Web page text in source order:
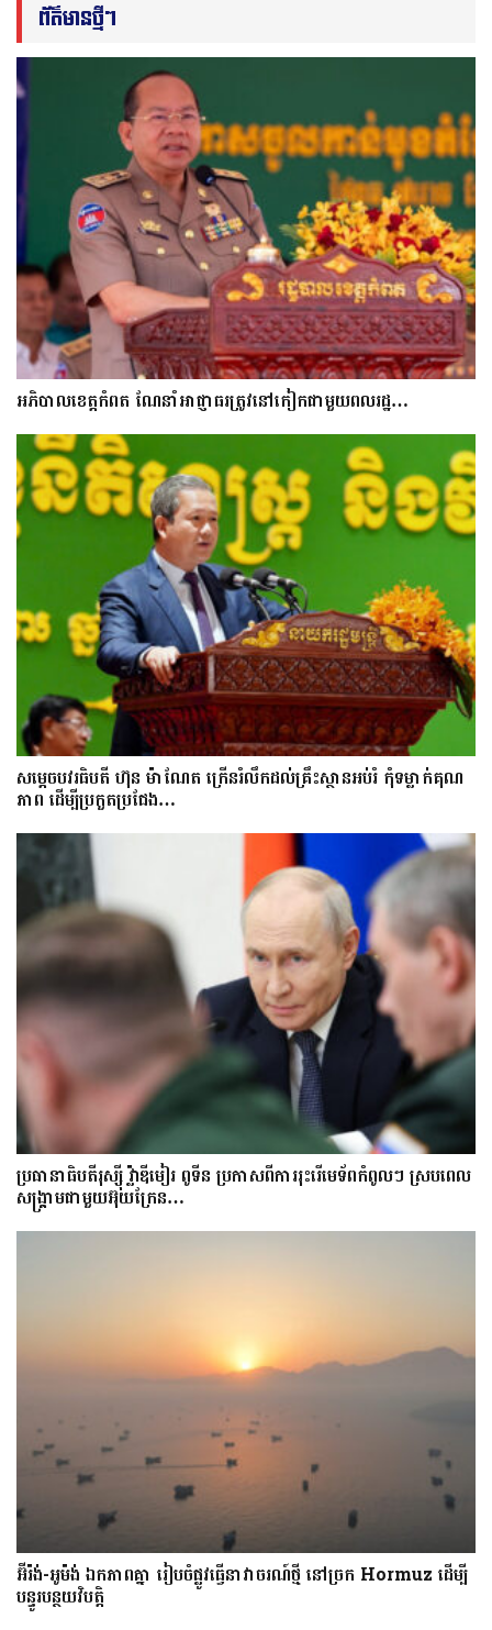
ព័ត៌មានថ្មីៗ
អភិបាលខេត្តកំពត ណែនាំអាជ្ញាធរត្រូវនៅកៀកជាមួយពលរដ្ឋ…
សម្តេចបវរធិបតី ហ៊ុន ម៉ាណែត ក្រើនរំលឹកដល់គ្រឹះស្ថានអប់រំ កុំទម្លាក់គុណ
ភាព ដើម្បីប្រកួតប្រជែង…
ប្រធានាធិបតីរុស្ស៊ី វ្ល៉ាឌីមៀរ ពូទីន ប្រកាសពីការរុះរើមេទ័ពកំពូលៗ ស្របពេល
សង្គ្រាមជាមួយអ៊ុយក្រែន…
អ៊ីរ៉ង់-អូម៉ង់ ឯកភាពគ្នា រៀបចំផ្លូវធ្វើនាវាចរណ៍ថ្មី នៅច្រក Hormuz ដើម្បី
បន្ធូរបន្ថយវិបត្តិ